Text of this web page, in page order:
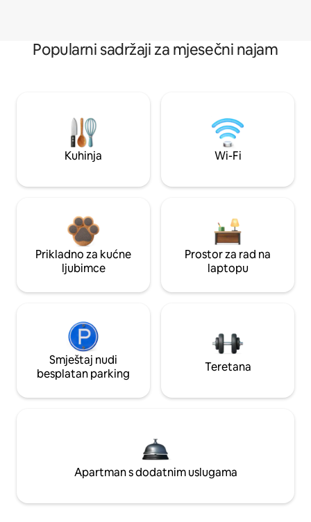
Popularni sadržaji za mjesečni najam
Kuhinja Wi-Fi
Prikladno za kućne
ljubimce
Prostor za rad na
laptopu
Smještaj nudi
besplatan parking
Teretana
Apartman s dodatnim uslugama